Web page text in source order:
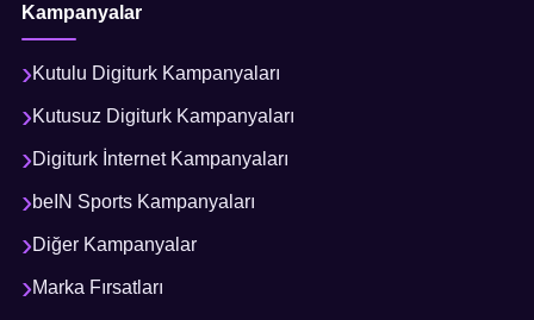
Kampanyalar
Kutulu Digiturk Kampanyaları
Kutusuz Digiturk Kampanyaları
Digiturk İnternet Kampanyaları
beIN Sports Kampanyaları
Diğer Kampanyalar
Marka Fırsatları